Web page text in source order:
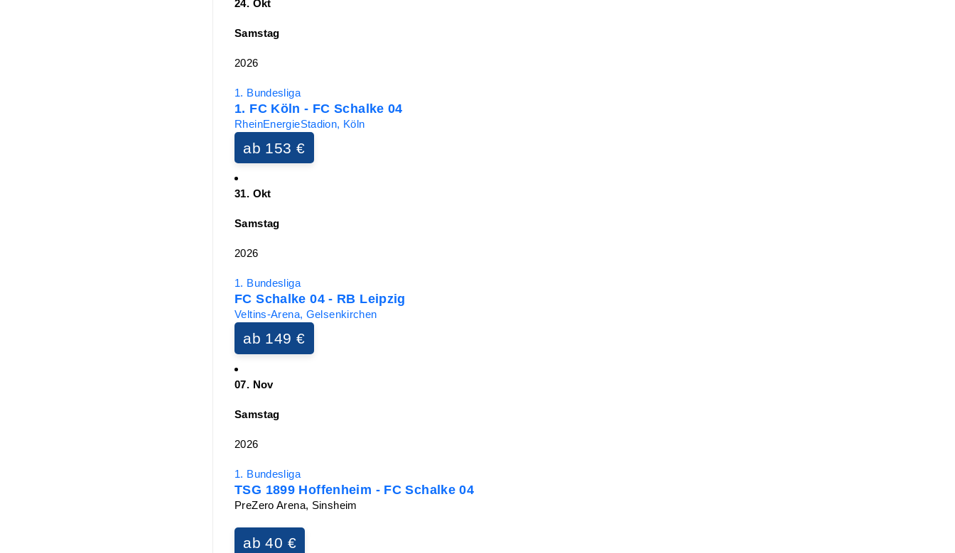
24. Okt
Samstag
2026
1. Bundesliga
1. FC Köln - FC Schalke 04
RheinEnergieStadion, Köln
ab 153 €
31. Okt
Samstag
2026
1. Bundesliga
FC Schalke 04 - RB Leipzig
Veltins-Arena, Gelsenkirchen
ab 149 €
07. Nov
Samstag
2026
1. Bundesliga
TSG 1899 Hoffenheim - FC Schalke 04
PreZero Arena, Sinsheim
ab 40 €